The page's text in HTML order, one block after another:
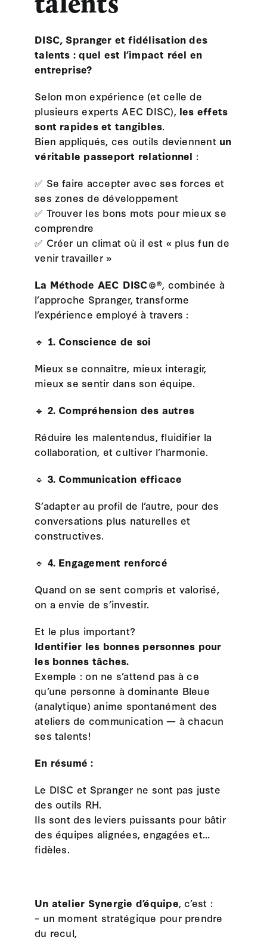
DISC, Spranger et fidélisation des
talents : quel est l’impact réel en
entreprise?
Selon mon expérience (et celle de
plusieurs experts AEC DISC), les effets
sont rapides et tangibles.
Bien appliqués, ces outils deviennent un
véritable passeport relationnel :
✅ Se faire accepter avec ses forces et
ses zones de développement
✅ Trouver les bons mots pour mieux se
comprendre
✅ Créer un climat où il est « plus fun de
venir travailler »
La Méthode AEC DISC©®, combinée à
l’approche Spranger, transforme
l’expérience employé à travers :
🔹 1. Conscience de soi
Mieux se connaître, mieux interagir,
mieux se sentir dans son équipe.
🔹 2. Compréhension des autres
Réduire les malentendus, fluidifier la
collaboration, et cultiver l’harmonie.
🔹 3. Communication efficace
S’adapter au profil de l’autre, pour des
conversations plus naturelles et
constructives.
🔹 4. Engagement renforcé
Quand on se sent compris et valorisé,
on a envie de s’investir.
Et le plus important?
Identifier les bonnes personnes pour
les bonnes tâches.
Exemple : on ne s’attend pas à ce
qu’une personne à dominante Bleue
(analytique) anime spontanément des
ateliers de communication — à chacun
ses talents!
En résumé :
Le DISC et Spranger ne sont pas juste
des outils RH.
Ils sont des leviers puissants pour bâtir
des équipes alignées, engagées et…
fidèles.
Un atelier Synergie d’équipe, c’est :
– un moment stratégique pour prendre
du recul,